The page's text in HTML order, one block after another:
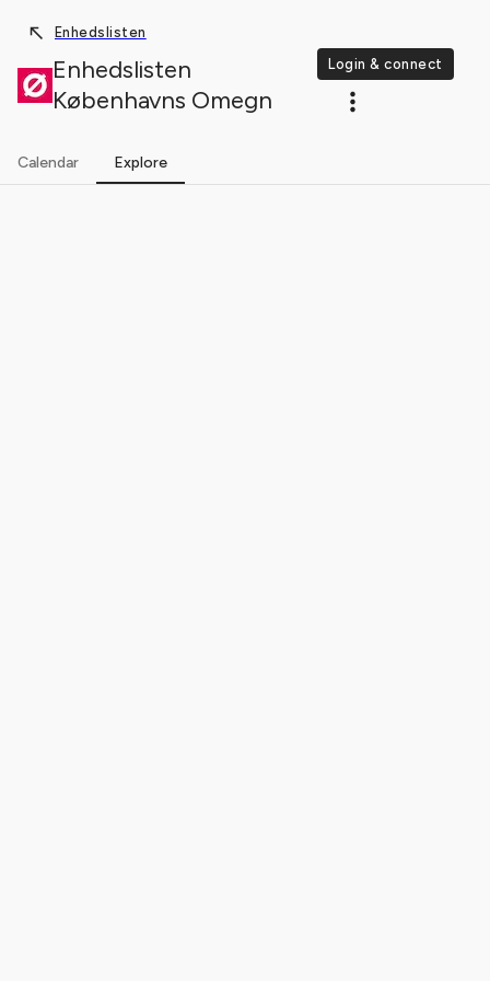
Enhedslisten
Enhedslisten
Københavns Omegn
Login & connect
Calendar Explore